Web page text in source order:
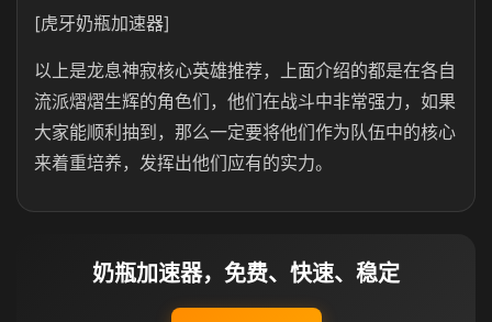
[虎牙奶瓶加速器]
以上是龙息神寂核心英雄推荐，上面介绍的都是在各自
流派熠熠生辉的角色们，他们在战斗中非常强力，如果
大家能顺利抽到，那么一定要将他们作为队伍中的核心
来着重培养，发挥出他们应有的实力。
奶瓶加速器，免费、快速、稳定